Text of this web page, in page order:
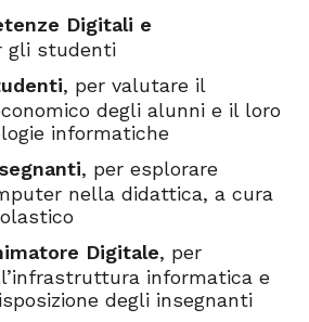
Digitali e
gli studenti
, per valutare il
degli alunni e il loro
informatiche
, per esplorare
nella didattica, a cura
Digitale, per
informatica e
degli insegnanti